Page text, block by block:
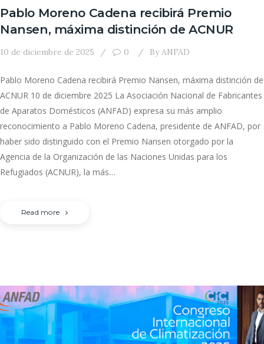
Pablo Moreno Cadena recibirá Premio
Nansen, máxima distinción de ACNUR
10 de diciembre de 2025 0 ByANFAD
Pablo Moreno Cadena recibirá Premio Nansen, máxima distinción de
ACNUR 10 de diciembre 2025 La Asociación Nacional de Fabricantes
de Aparatos Domésticos (ANFAD) expresa su más amplio
reconocimiento a Pablo Moreno Cadena, presidente de ANFAD, por
haber sido distinguido con el Premio Nansen otorgado por la
Agencia de la Organización de las Naciones Unidas para los
Refugiados (ACNUR), la más…
Read more